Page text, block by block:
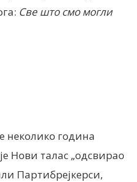
Све што смо могли
неколико година
Нови талас „одсвирао
Партибрејкерси,